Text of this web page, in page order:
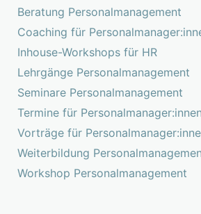
Beratung Personalmanagement
Coaching für
Inhouse-Workshops für HR
Lehrgänge Personalmanagement
Seminare Personalmanagement
Termine für Personalmanager:innen
Vorträge für
Weiterbildung
Workshop Personalmanagement